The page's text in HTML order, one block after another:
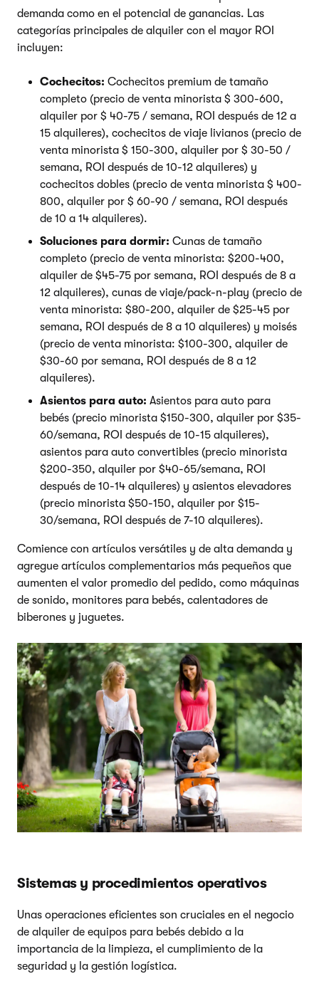
demanda como en el potencial de ganancias. Las
categorías principales de alquiler con el mayor ROI
incluyen:
Cochecitos: Cochecitos premium de tamaño
completo (precio de venta minorista $ 300-600,
alquiler por $ 40-75 / semana, ROI después de 12 a
15 alquileres), cochecitos de viaje livianos (precio de
venta minorista $ 150-300, alquiler por $ 30-50 /
semana, ROI después de 10-12 alquileres) y
cochecitos dobles (precio de venta minorista $ 400-
800, alquiler por $ 60-90 / semana, ROI después
de 10 a 14 alquileres).
Soluciones para dormir: Cunas de tamaño
completo (precio de venta minorista: $200-400,
alquiler de $45-75 por semana, ROI después de 8 a
12 alquileres), cunas de viaje/pack-n-play (precio de
venta minorista: $80-200, alquiler de $25-45 por
semana, ROI después de 8 a 10 alquileres) y moisés
(precio de venta minorista: $100-300, alquiler de
$30-60 por semana, ROI después de 8 a 12
alquileres).
Asientos para auto: Asientos para auto para
bebés (precio minorista $150-300, alquiler por $35-
60/semana, ROI después de 10-15 alquileres),
asientos para auto convertibles (precio minorista
$200-350, alquiler por $40-65/semana, ROI
después de 10-14 alquileres) y asientos elevadores
(precio minorista $50-150, alquiler por $15-
30/semana, ROI después de 7-10 alquileres).
Comience con artículos versátiles y de alta demanda y
agregue artículos complementarios más pequeños que
aumenten el valor promedio del pedido, como máquinas
de sonido, monitores para bebés, calentadores de
biberones y juguetes.
Sistemas y procedimientos operativos
Unas operaciones eficientes son cruciales en el negocio
de alquiler de equipos para bebés debido a la
importancia de la limpieza, el cumplimiento de la
seguridad y la gestión logística.